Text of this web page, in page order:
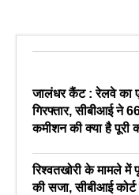
जालंधर कैंट : रेलवे का
गिरफ्तार, सीबीआई ने
कमीशन की क्या है पूरी
रिश्वतखोरी के मामले
की सजा, सीबीआई